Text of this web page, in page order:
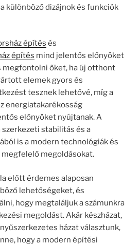
különböző dizájnok és funkciók
építés és
építés mind jelentős előnyöket
megfontolni őket, ha új otthont
elemek gyors és
tesznek lehetővé, míg a
energiatakarékosság
előnyöket nyújtanak. A
stabilitás és a
is a modern technológiák és
megoldásokat.
előtt érdemes alaposan
lehetőségeket, és
hogy megtaláljuk a számunkra
megoldást. Akár készházat,
házat választunk,
hogy a modern építési